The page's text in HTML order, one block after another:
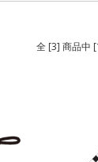
全 [3] 商品中